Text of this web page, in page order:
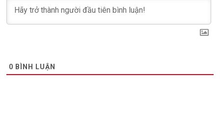
0 BÌNH LUẬN